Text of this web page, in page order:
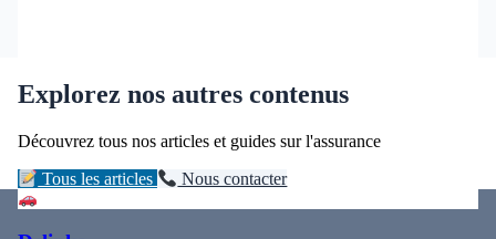
Explorez nos autres contenus
Découvrez tous nos articles et guides sur l'assurance
Tous les articles Nous contacter